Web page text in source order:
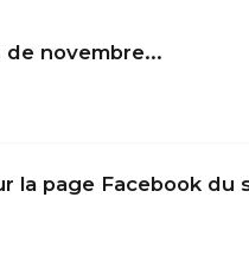
de novembre...
la page Facebook du